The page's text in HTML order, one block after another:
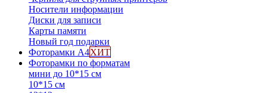
Носители информации
Диски для записи
Карты памяти
Новый год подарки
Фоторамки А4ХИТ
Фоторамки по форматам
мини до 10*15 см
10*15 см